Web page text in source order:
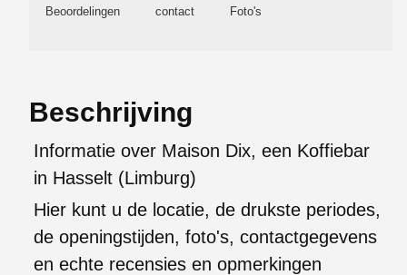
Beoordelingen contact Foto's
Beschrijving
Informatie over Maison Dix, een Koffiebar
in Hasselt (Limburg)
Hier kunt u de locatie, de drukste periodes,
de openingstijden, foto's, contactgegevens
en echte recensies en opmerkingen